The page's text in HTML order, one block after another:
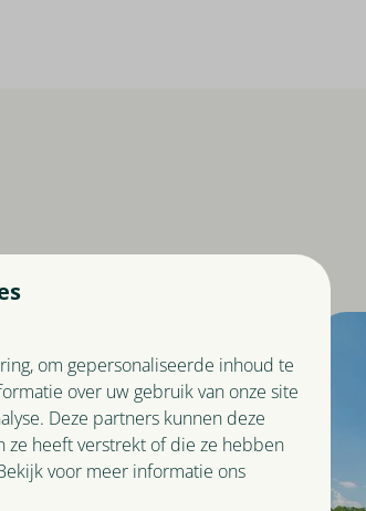
om gepersonaliseerde inhoud te
over uw gebruik van onze site
Deze partners kunnen deze
ze heeft verstrekt of die ze hebben
voor meer informatie ons